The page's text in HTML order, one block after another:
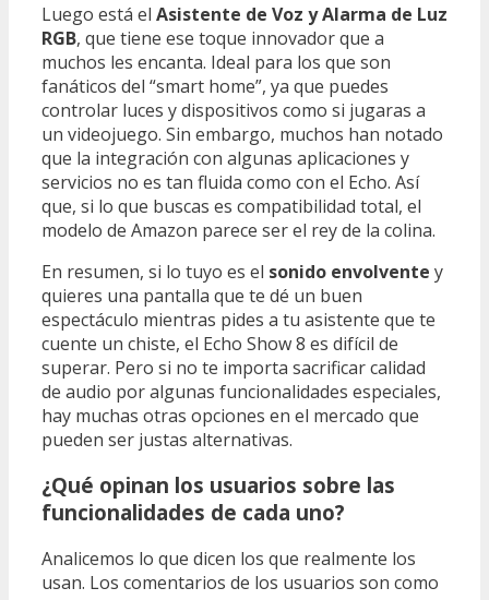
Luego está el Asistente de Voz y Alarma de Luz
RGB, que tiene ese toque innovador que a
muchos les encanta. Ideal para los que son
fanáticos del “smart home”, ya que puedes
controlar luces y dispositivos como si jugaras a
un videojuego. Sin embargo, muchos han notado
que la integración con algunas aplicaciones y
servicios no es tan fluida como con el Echo. Así
que, si lo que buscas es compatibilidad total, el
modelo de Amazon parece ser el rey de la colina.
En resumen, si lo tuyo es el sonido envolvente y
quieres una pantalla que te dé un buen
espectáculo mientras pides a tu asistente que te
cuente un chiste, el Echo Show 8 es difícil de
superar. Pero si no te importa sacrificar calidad
de audio por algunas funcionalidades especiales,
hay muchas otras opciones en el mercado que
pueden ser justas alternativas.
¿Qué opinan los usuarios sobre las
funcionalidades de cada uno?
Analicemos lo que dicen los que realmente los
usan. Los comentarios de los usuarios son como